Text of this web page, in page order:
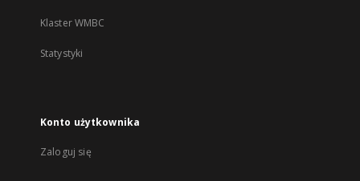
Klaster WMBC
Statystyki
Konto użytkownika
Zaloguj się